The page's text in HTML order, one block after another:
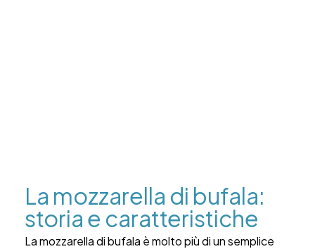
La mozzarella di bufala:
storia e caratteristiche
La mozzarella di bufala è molto più di un semplice